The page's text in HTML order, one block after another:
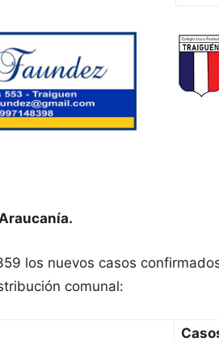
los nuevos casos
comunal: